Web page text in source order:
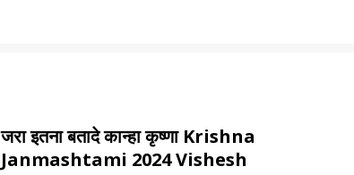
जरा इतना बतादे कान्हा कृष्णा Krishna
Janmashtami 2024 Vishesh